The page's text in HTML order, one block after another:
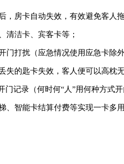
房卡自动失效，有效避免客人
清洁卡、宾客卡等；
打扰（应急情况使用应急卡除外
的匙卡失效，客人便可以高枕无
记录（何时何“人”用何种方式开
智能卡结算付费等实现一卡多